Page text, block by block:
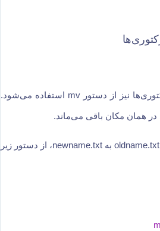
برای تغییر نام فایل‌ها یا دایرکتوری‌ها نیز از دستور mv استفاده می‌شود.
در همان مکان باقی می‌ماند.
برای تغییر نام فایلی از oldname.txt به newname.txt، از دستور زیر